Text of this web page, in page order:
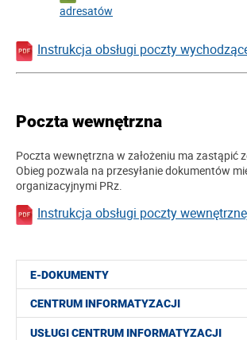
E-DOKUMENTY
CENTRUM INFORMATYZACJI
USŁUGI CENTRUM INFORMATYZACJI
adresatów
Instrukcja obsługi poczty
Poczta wewnętrzna
Poczta wewnętrzna w założeniu ma zastąpić
Obieg pozwala na przesyłanie dokumentów
organizacyjnymi PRz.
Instrukcja obsługi poczty